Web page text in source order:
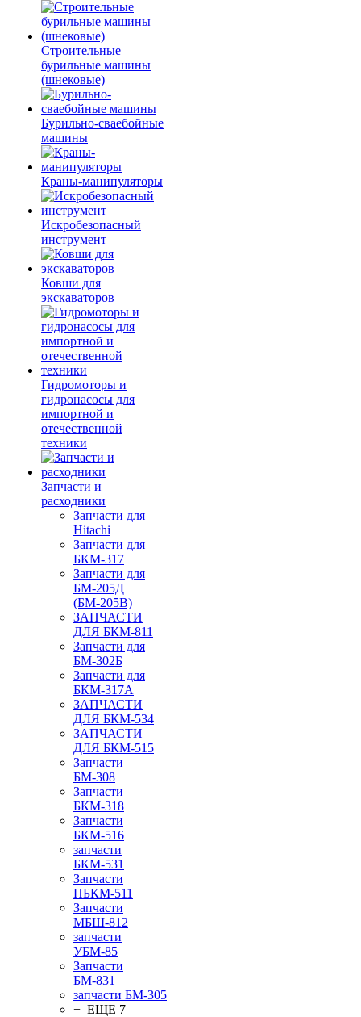
Строительные
бурильные машины
(шнековые)
Бурильно-сваебойные
машины
Краны-манипуляторы
Искробезопасный
инструмент
Ковши для
экскаваторов
Гидромоторы и
гидронасосы для
импортной и
отечественной
техники
Запчасти и
расходники
Запчасти для
Hitachi
Запчасти для
БКМ-317
Запчасти для
БМ-205Д
(БМ-205В)
ЗАПЧАСТИ
ДЛЯ БКМ-811
Запчасти для
БМ-302Б
Запчасти для
БКМ-317А
ЗАПЧАСТИ
ДЛЯ БКМ-534
ЗАПЧАСТИ
ДЛЯ БКМ-515
Запчасти
БМ-308
Запчасти
БКМ-318
Запчасти
БКМ-516
запчасти
БКМ-531
Запчасти
ПБКМ-511
Запчасти
МБШ-812
запчасти
УБМ-85
Запчасти
БМ-831
запчасти БМ-305
+ ЕЩЕ 7